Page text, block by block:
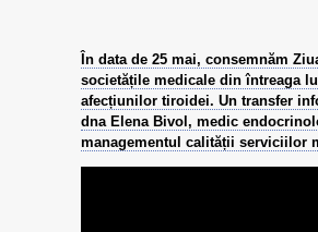
În data de 25 mai, consemnăm
societățile medicale din întreaga
afecțiunilor tiroidei. Un transfer
dna Elena Bivol, medic
managementul calității serviciilor